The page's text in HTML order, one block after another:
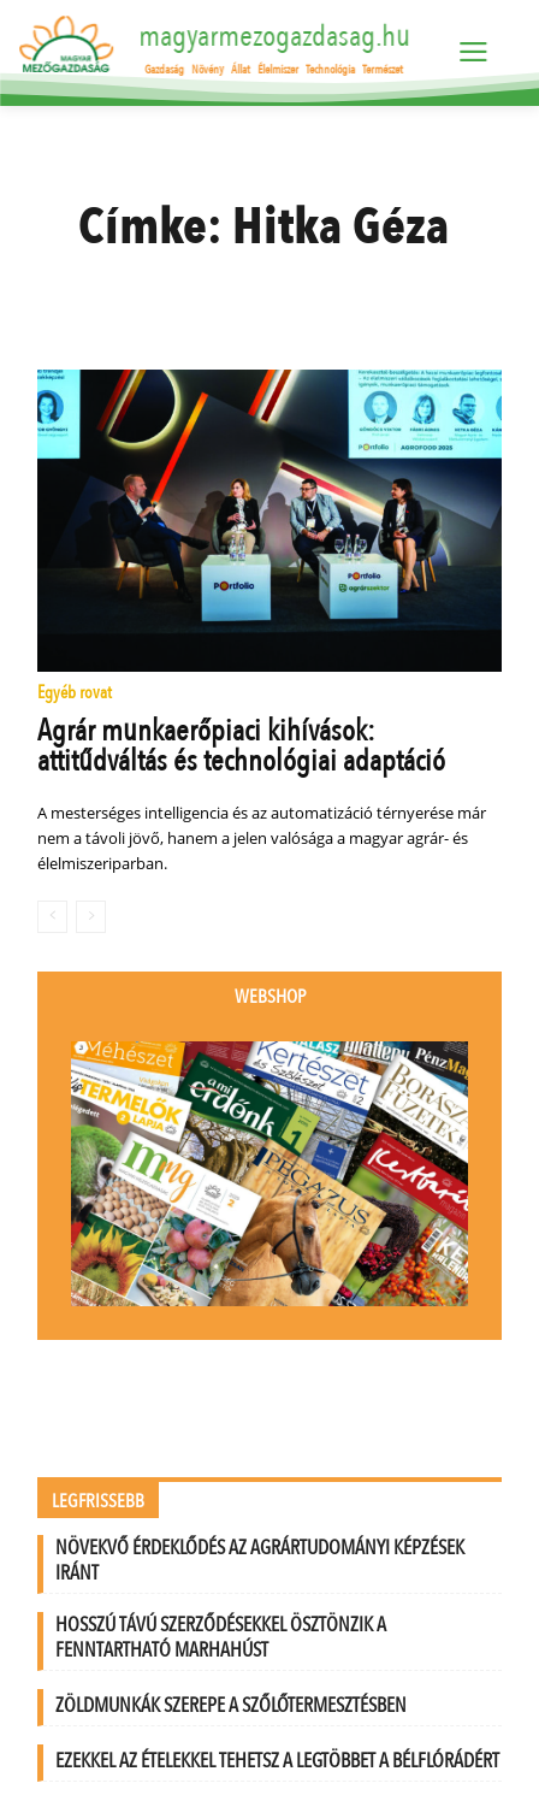
magyarmezogazdasag.hu
Gazdaság Növény Állat Élelmiszer Technológia Természet
Címke: Hitka Géza
Egyéb rovat
Agrár munkaerőpiaci kihívások:
attitűdváltás és technológiai adaptáció
A mesterséges intelligencia és az automatizáció térnyerése már
nem a távoli jövő, hanem a jelen valósága a magyar agrár- és
élelmiszeriparban.
WEBSHOP
LEGFRISSEBB
NÖVEKVŐ ÉRDEKLŐDÉS AZ AGRÁRTUDOMÁNYI KÉPZÉSEK
IRÁNT
HOSSZÚ TÁVÚ SZERZŐDÉSEKKEL ÖSZTÖNZIK A
FENNTARTHATÓ MARHAHÚST
ZÖLDMUNKÁK SZEREPE A SZŐLŐTERMESZTÉSBEN
EZEKKEL AZ ÉTELEKKEL TEHETSZ A LEGTÖBBET A BÉLFLÓRÁDÉRT